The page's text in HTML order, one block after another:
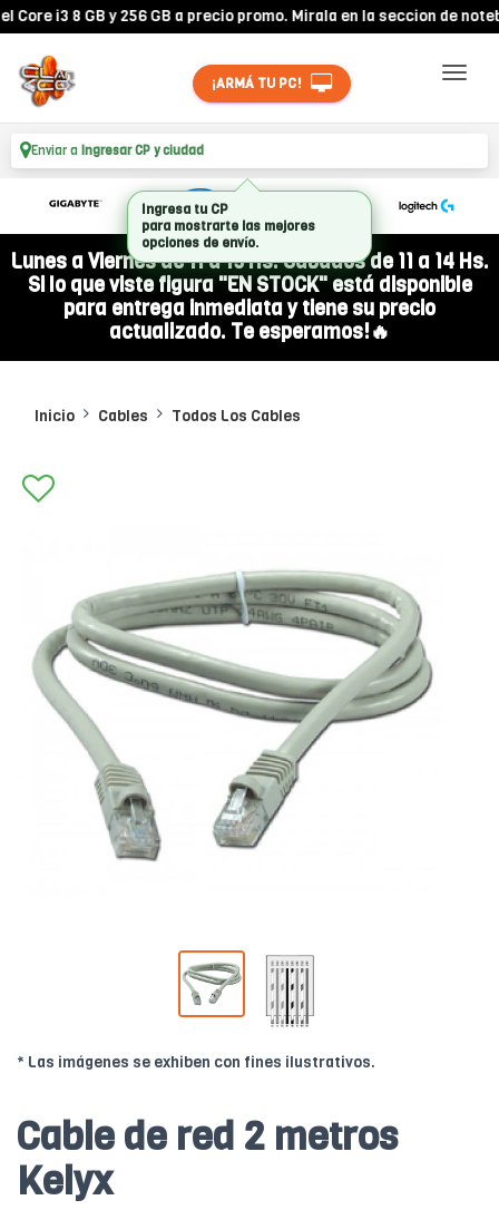
i3 8 GB y 256 GB a precio promo. Mirala en la seccion de
¡ARMÁ TU PC!
Enviar a Ingresar CP y ciudad
Lunes a Viernes de 11 a 19 Hs. Sábados de 11 a 14 Hs.
Si lo que viste figura "EN STOCK" está disponible
para entrega inmediata y tiene su precio
actualizado. Te esperamos!🔥
Inicio Cables Todos Los Cables
* Las imágenes se exhiben con fines ilustrativos.
Cable de red 2 metros
Kelyx
Ingresa tu CP
para mostrarte las mejores
opciones de envío.